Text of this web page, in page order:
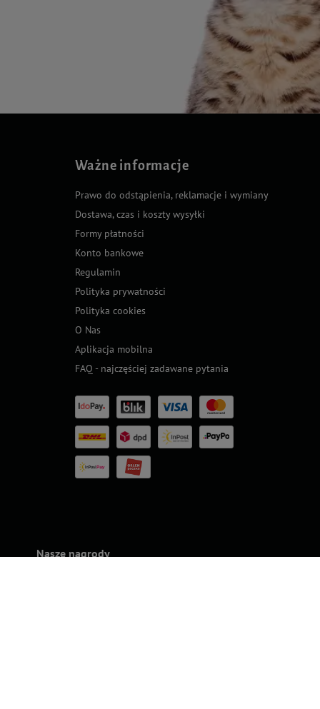
Ważne informacje
Prawo do odstąpienia, reklamacje i wymiany
Dostawa, czas i koszty wysyłki
Formy płatności
Konto bankowe
Regulamin
Polityka prywatności
Polityka cookies
O Nas
Aplikacja mobilna
FAQ - najczęściej zadawane pytania
Nasze nagrody